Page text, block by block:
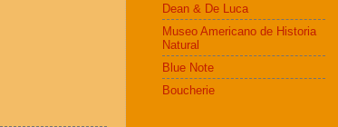
Dean & De Luca
Museo Americano de Historia
Natural
Blue Note
Boucherie